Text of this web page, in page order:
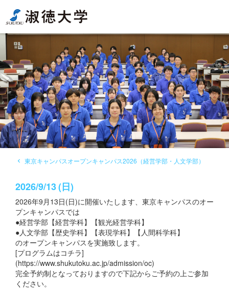
navigate_before 東京キャンパスオープンキャンパス2026（経営学部・人文学部）
2026/9/13(日)
2026年9月13日(日)に開催いたします、東京キャンパスのオー
プンキャンパスでは
●経営学部【経営学科】【観光経営学科】
●人文学部【歴史学科】【表現学科】【人間科学科】
のオープンキャンパスを実施致します。
[プログラムはコチラ]
(https://www.shukutoku.ac.jp/admission/oc)
完全予約制となっておりますので下記からご予約の上ご参加
ください。